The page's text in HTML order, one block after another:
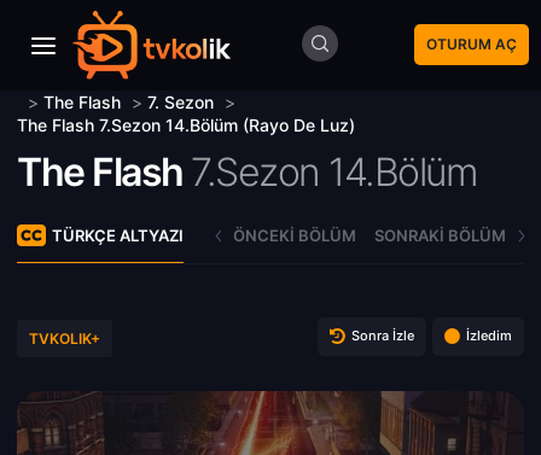
OTURUM AÇ
> The Flash > 7. Sezon >
The Flash 7.Sezon 14.Bölüm (Rayo De Luz)
The Flash 7.Sezon 14.Bölüm
TÜRKÇE ALTYAZI ÖNCEKI BÖLÜM SONRAKI BÖLÜM
TVKOLIK+ Sonra İzle İzledim